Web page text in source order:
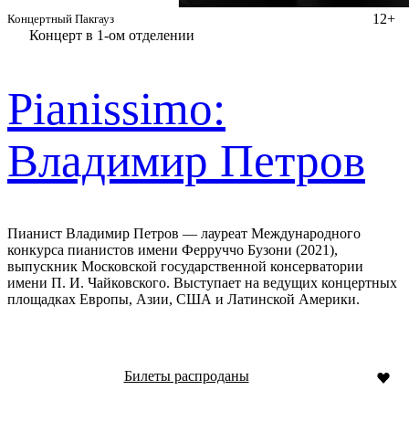
Концерт в 1-ом отделении
Концертный Пакгауз 12+
Pianissimo:
Владимир Петров
Пианист Владимир Петров — лауреат Международного
конкурса пианистов имени Ферруччо Бузони (2021),
выпускник Московской государственной консерватории
имени П. И. Чайковского. Выступает на ведущих концертных
площадках Европы, Азии, США и Латинской Америки.
Билеты распроданы